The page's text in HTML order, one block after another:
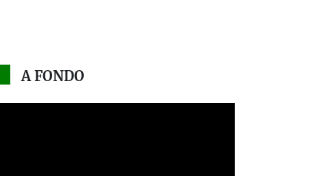
A FONDO